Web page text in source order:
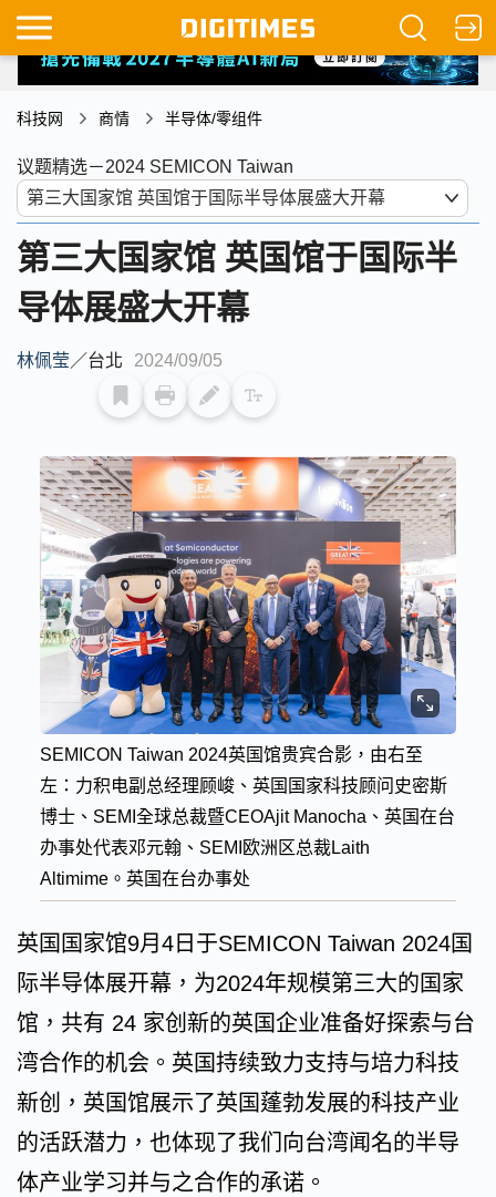
科技网 商情 半导体/零组件
议题精选－2024 SEMICON Taiwan
第三大国家馆 英国馆于国际半
导体展盛大开幕
林佩莹／台北 2024/09/05
SEMICON Taiwan 2024英国馆贵宾合影，由右至
左：力积电副总经理顾峻、英国国家科技顾问史密斯
博士、SEMI全球总裁暨CEOAjit Manocha、英国在台
办事处代表邓元翰、SEMI欧洲区总裁Laith
Altimime。英国在台办事处
英国国家馆9月4日于SEMICON Taiwan 2024国
际半导体展开幕，为2024年规模第三大的国家
馆，共有 24 家创新的英国企业准备好探索与台
湾合作的机会。英国持续致力支持与培力科技
新创，英国馆展示了英国蓬勃发展的科技产业
的活跃潜力，也体现了我们向台湾闻名的半导
体产业学习并与之合作的承诺。